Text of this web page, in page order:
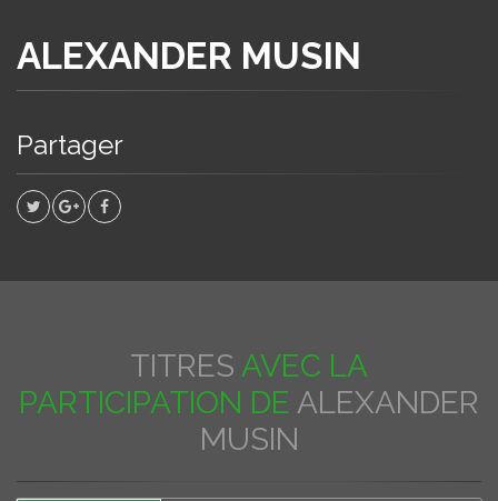
ALEXANDER MUSIN
Partager
TITRES AVEC LA
PARTICIPATION DE ALEXANDER
MUSIN